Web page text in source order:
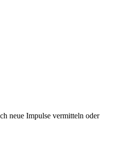
neue Im­pul­se vermitteln oder